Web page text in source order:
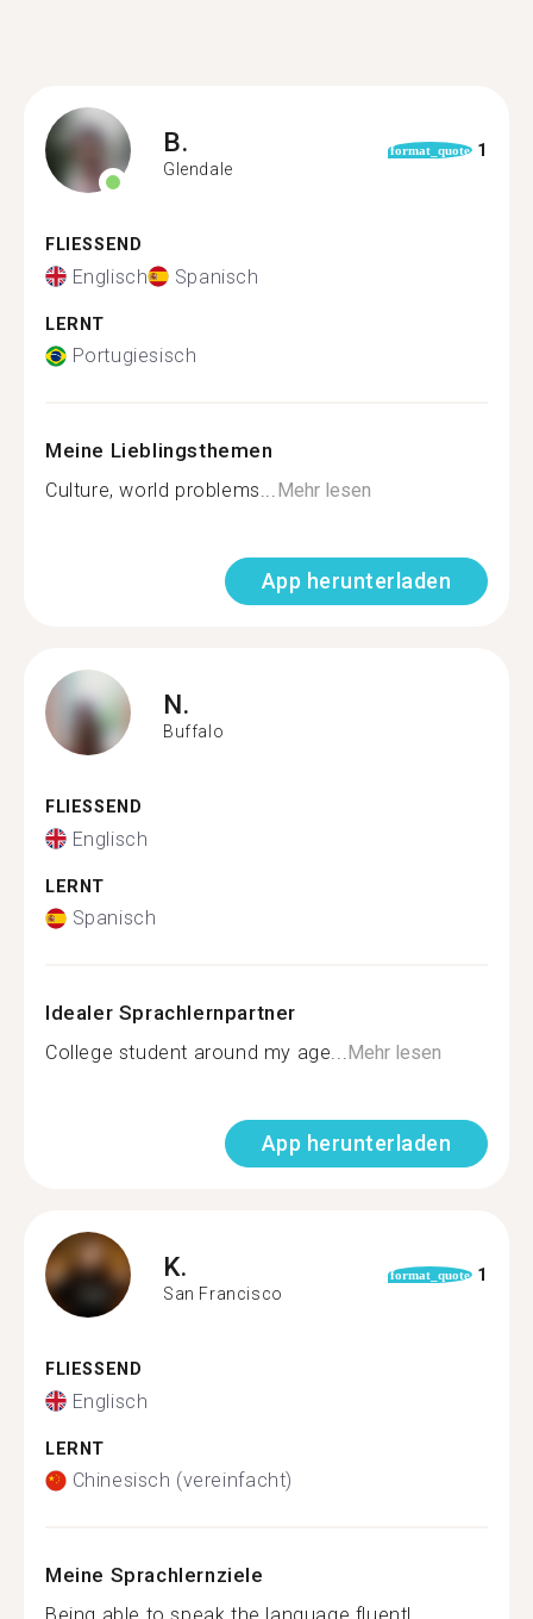
B.
Glendale
format_quote 1
FLIESSEND
Englisch Spanisch
LERNT
Portugiesisch
Meine Lieblingsthemen
Culture, world problems...Mehr lesen
App herunterladen
N.
Buffalo
FLIESSEND
Englisch
LERNT
Spanisch
Idealer Sprachlernpartner
College student around my age...Mehr lesen
App herunterladen
K.
San Francisco
format_quote 1
FLIESSEND
Englisch
LERNT
Chinesisch (vereinfacht)
Meine Sprachlernziele